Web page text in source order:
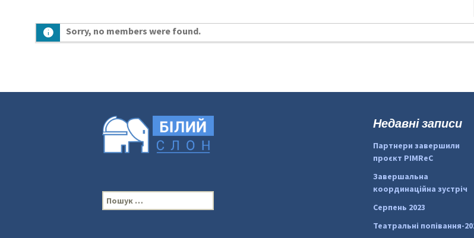
Sorry, no members were found.
П
о
Недавні записи
Партнери завершили
проєкт PIMReC
Завершальна
координаційна зустріч
Серпень 2023
Театральні попівання-